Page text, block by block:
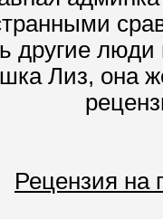
другие
Лиз, она
Рецензия на